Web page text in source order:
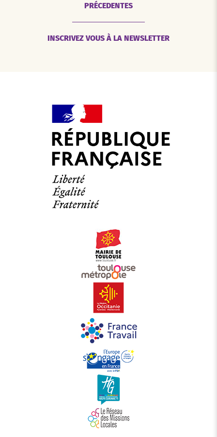
PRÉCEDENTES
INSCRIVEZ VOUS À LA NEWSLETTER